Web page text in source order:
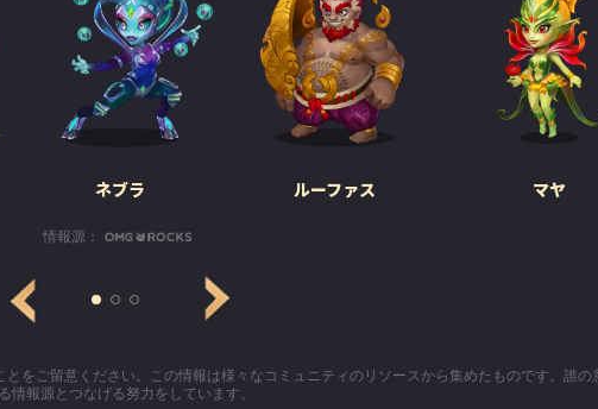
ネブラ ルーファス マヤ
情報源：
をご留意ください。この情報は様々なコミュニティのリソースから集めたものです。誰の
報源とつなげる努力をしています。